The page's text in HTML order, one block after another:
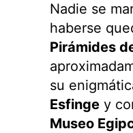
Nadie se
haberse
Pirámides
su
Esfinge y
Museo